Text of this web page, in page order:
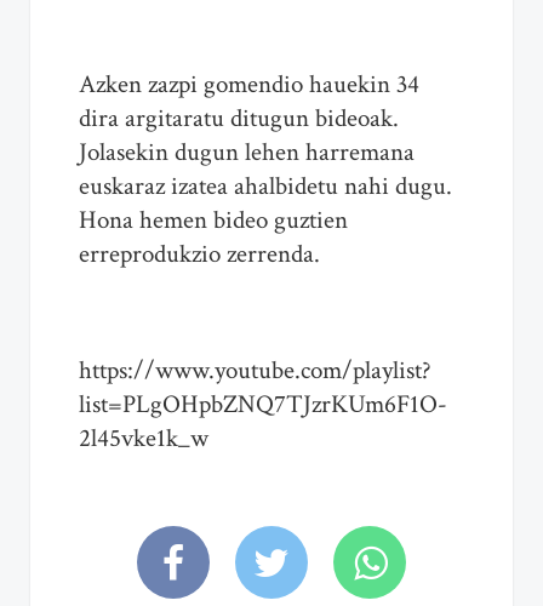
Azken zazpi gomendio hauekin 34
dira argitaratu ditugun bideoak.
Jolasekin dugun lehen harremana
euskaraz izatea ahalbidetu nahi dugu.
Hona hemen bideo guztien
erreprodukzio zerrenda.
https://www.youtube.com/playlist?
list=PLgOHpbZNQ7TJzrKUm6F1O-
2l45vke1k_w